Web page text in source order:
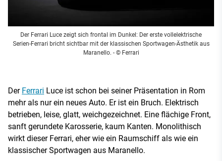
Der Ferrari Luce zeigt sich frontal im Dunkel: Der erste vollelektrische
Serien-Ferrari bricht sichtbar mit der klassischen Sportwagen-Ästhetik aus
Maranello. - © Ferrari
Der Ferrari Luce ist schon bei seiner Präsentation in Rom
mehr als nur ein neues Auto. Er ist ein Bruch. Elektrisch
betrieben, leise, glatt, weichgezeichnet. Eine flächige Front,
sanft gerundete Karosserie, kaum Kanten. Monolithisch
wirkt dieser Ferrari, eher wie ein Raumschiff als wie ein
klassischer Sportwagen aus Maranello.